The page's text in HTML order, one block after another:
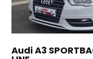
Audi A3